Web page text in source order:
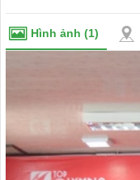
Hình ảnh (1)